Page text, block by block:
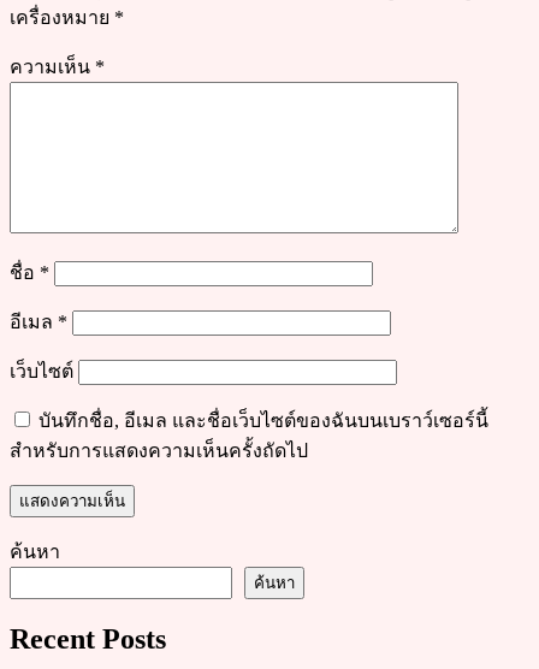
เครื่องหมาย *
ความเห็น *
ชื่อ *
อีเมล *
เว็บไซต์
บันทึกชื่อ, อีเมล และชื่อเว็บไซต์ของฉันบนเบราว์เซอร์นี้
สำหรับการแสดงความเห็นครั้งถัดไป
ค้นหา
ค้นหา
Recent Posts